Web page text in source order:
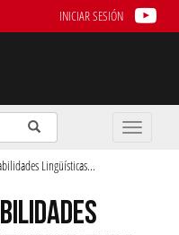
INICIAR SESIÓN
Enviar
Buscar
Toggle
Lingüísticas...